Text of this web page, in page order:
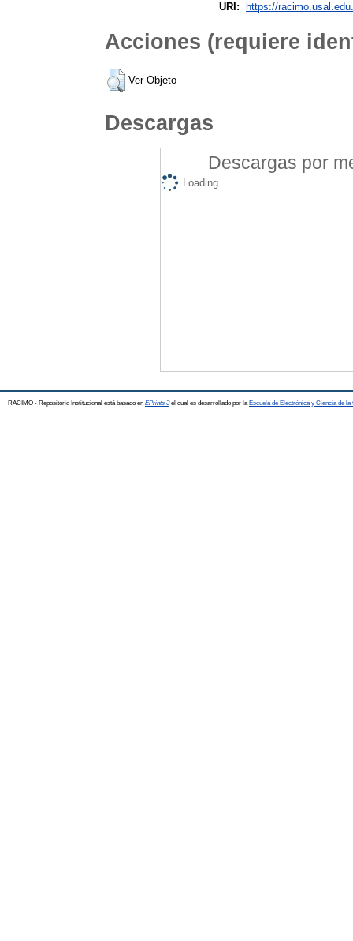
URI:
https://
Acciones (requiere
Ver Objeto
Descargas
Descargas por
Loading...
RACIMO - Repositorio Institucional está basado en EPrints 3el cual es desarrollado por la Escuela de Electrónica y Ciencia de la